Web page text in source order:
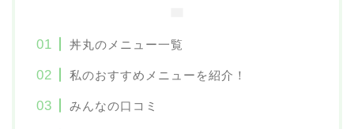
丼丸のメニュー一覧
私のおすすめメニューを紹介！
みんなの口コミ